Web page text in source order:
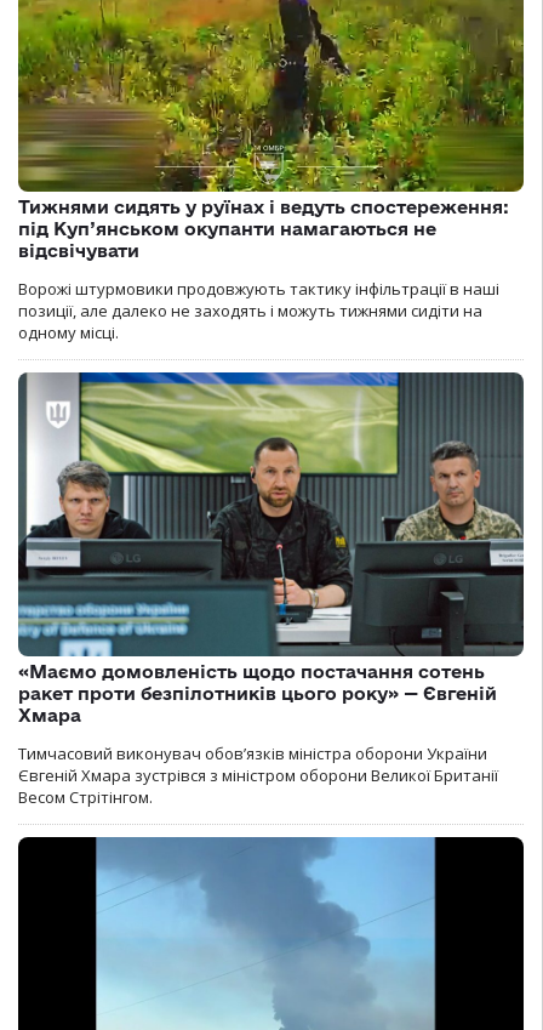
Тижнями сидять у руїнах і ведуть спостереження:
під Куп’янськом окупанти намагаються не
відсвічувати
Ворожі штурмовики продовжують тактику інфільтрації в наші
позиції, але далеко не заходять і можуть тижнями сидіти на
одному місці.
«Маємо домовленість щодо постачання сотень
ракет проти безпілотників цього року» — Євгеній
Хмара
Тимчасовий виконувач обов’язків міністра оборони України
Євгеній Хмара зустрівся з міністром оборони Великої Британії
Весом Стрітінгом.